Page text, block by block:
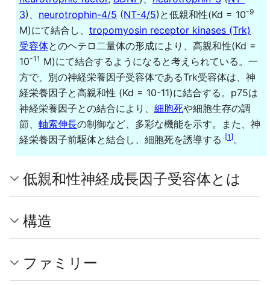
3)、 neurotrophin-4/5 (NT-4/5)と低親和性(Kd = 10-9
M)にて結合し、 tropomyosin receptor kinases (Trk)
受容体とのヘテロ二量体の形成により、高親和性(Kd =
10-11 M)にて結合するようになると考えられている。一
方で、別の神経栄養因子受容体であるTrk受容体は、神
経栄養因子と高親和性 (Kd = 10-11)に結合する。p75は
神経栄養因子との結合により、 細胞死や細胞生存の調
節、 軸索伸長の制御など、多彩な機能を示す。また、神
経栄養因子前駆体と結合し、細胞死を誘導する [1] 。
低親和性神経成長因子受容体とは
構造
ファミリー